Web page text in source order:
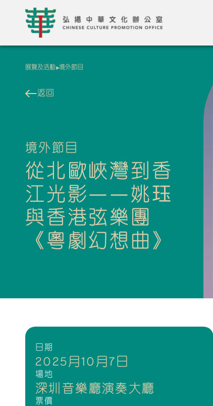
展覽及活動 境外節目
返回
境外節目
從北歐峽灣到香
江光影——姚珏
與香港弦樂團
《粵劇幻想曲》
日期
2025月10月7日
場地
深圳音樂廳演奏大廳
票價